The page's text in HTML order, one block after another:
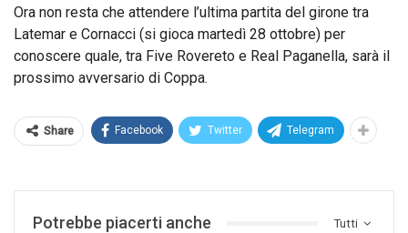
Ora non resta che attendere l’ultima partita del girone tra
Latemar e Cornacci (si gioca martedì 28 ottobre) per
conoscere quale, tra Five Rovereto e Real Paganella, sarà il
prossimo avversario di Coppa.
Share Facebook Twitter Telegram
Tutti
Potrebbe piacerti anche